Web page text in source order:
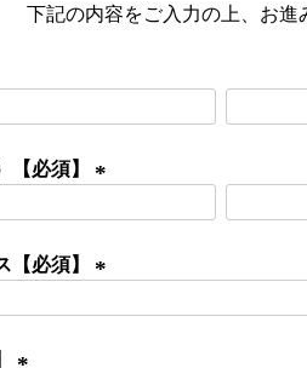
下記の内容をご入力の上、お進
【必須】
須
【必須】